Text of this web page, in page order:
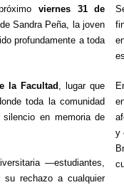
viernes 31 de
Sandra Peña, la joven
profundamente a toda
la Facultad , lugar que
toda la comunidad
silencio en memoria de
—estudiantes,
rechazo a cualquier
y